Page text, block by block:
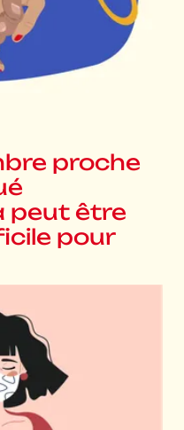
proche
peut être
pour